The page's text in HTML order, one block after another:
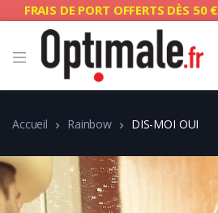
FRAIS DE PORT OFFERTS DÈS 50 €
Accueil Rainbow DIS-MOI OUI